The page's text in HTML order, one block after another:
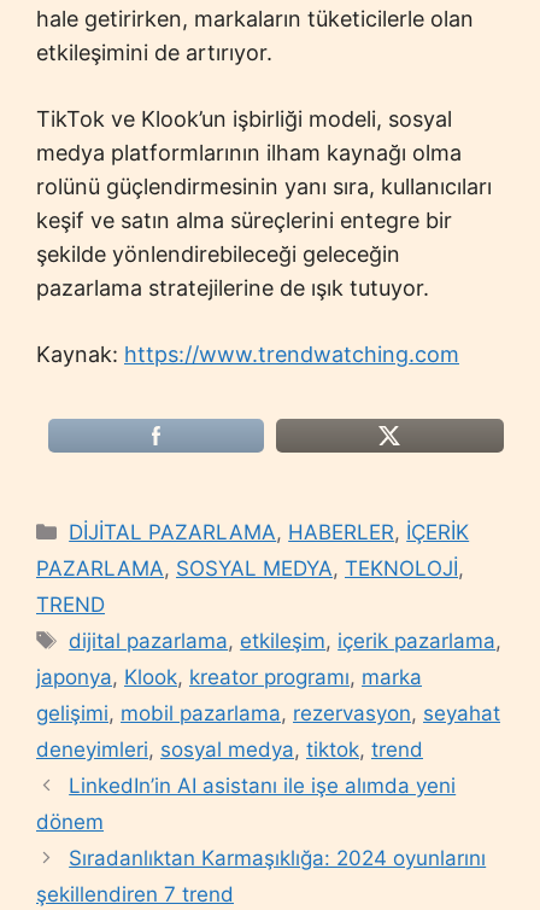
hale getirirken, markaların tüketicilerle olan
etkileşimini de artırıyor.
TikTok ve Klook’un işbirliği modeli, sosyal
medya platformlarının ilham kaynağı olma
rolünü güçlendirmesinin yanı sıra, kullanıcıları
keşif ve satın alma süreçlerini entegre bir
şekilde yönlendirebileceği geleceğin
pazarlama stratejilerine de ışık tutuyor.
Kaynak: https://www.trendwatching.com
Categories
DİJİTAL PAZARLAMA, HABERLER, İÇERİK
PAZARLAMA, SOSYAL MEDYA, TEKNOLOJİ,
TREND
Tags
dijital pazarlama, etkileşim, içerik pazarlama,
japonya, Klook, kreator programı, marka
gelişimi, mobil pazarlama, rezervasyon, seyahat
deneyimleri, sosyal medya, tiktok, trend
LinkedIn’in AI asistanı ile işe alımda yeni
dönem
Sıradanlıktan Karmaşıklığa: 2024 oyunlarını
şekillendiren 7 trend